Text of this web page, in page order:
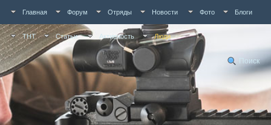
Главная Форум Отряды Новости Фото Блоги
ТНТ Статьи Активность Люди
Поиск